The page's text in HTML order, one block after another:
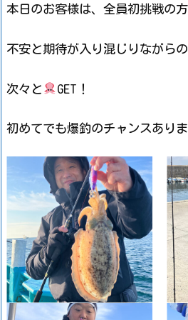
本日のお客様は、全員初挑戦の
不安と期待が入り混じりながら
次々と GET！
初めてでも爆釣のチャンスあり